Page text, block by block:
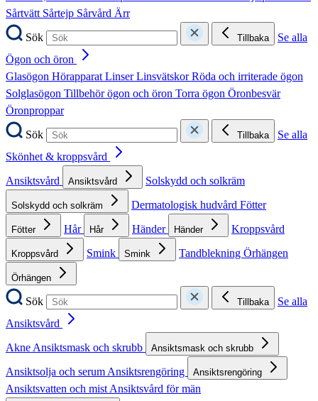
Sårtvätt Sårtejp Sårvård Ärr
Sök
Tillbaka
Se alla
Ögon och öron
Glasögon HörapparatLinserLinsvätskorRöda och irriterade ögon
Solglasögon Tillbehör ögon och öron Torra ögon Öronbesvär
Öronproppar
Sök
Tillbaka
Se alla
Skönhet & kroppsvård
Ansiktsvård
Ansiktsvård Solskydd och solkräm
Solskydd och solkräm Dermatologisk hudvård Fötter
Fötter Hår Hår Händer Händer Kroppsvård
Kroppsvård Smink Smink Tandblekning Örhängen
Örhängen
Sök Tillbaka
Se alla
Ansiktsvård
AkneAnsiktsmask och skrubb Ansiktsmask och skrubb
Ansiktsolja och serumAnsiktsrengöring Ansiktsrengöring
Ansiktsvatten och mistAnsiktsvård för män